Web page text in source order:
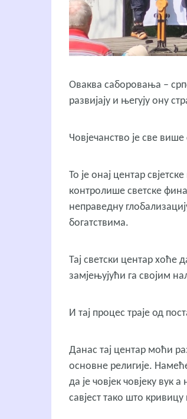
Оваква саборовања –
развијају и његују ону
Човјечанство је све
То је онај центар
контролише светске
неправедну
богатствима.
Тај светски центар хоће
замјењујући га својим
И тај процес траје од
Данас тај центар моћи
основне религије.
да је човјек човјеку
савјест тако што